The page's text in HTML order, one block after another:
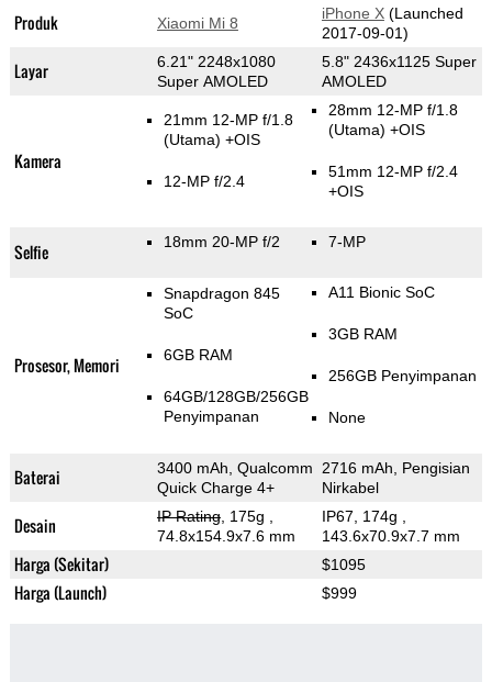
Produk Xiaomi Mi 8
iPhone X(Launched
2017-09-01)
Layar
6.21" 2248x1080
Super AMOLED
5.8" 2436x1125 Super
AMOLED
Kamera
21mm 12-MP f/1.8
(Utama) +OIS
12-MP f/2.4
28mm 12-MP f/1.8
(Utama) +OIS
51mm 12-MP f/2.4
+OIS
Selfie 18mm 20-MP f/2 7-MP
Prosesor, Memori
Snapdragon 845
SoC
6GB RAM
64GB/128GB/256GB
Penyimpanan
A11 Bionic SoC
3GB RAM
256GB Penyimpanan
None
Baterai
3400 mAh, Qualcomm
Quick Charge 4+
2716 mAh, Pengisian
Nirkabel
Desain IP Rating, 175g
74.8x154.9x7.6 mm
IP67, 174g
143.6x70.9x7.7 mm
Harga (Sekitar) $1095
Harga (Launch) $999